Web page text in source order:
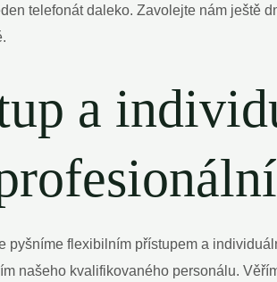
telefonát daleko. Zavolejte nám ještě
a
flexibilním přístupem a
našeho kvalifikovaného personálu.